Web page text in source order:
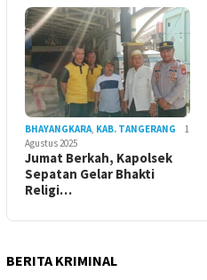
BHAYANGKARA, KAB. TANGERANG
1
Agustus 2025
Jumat Berkah, Kapolsek
Sepatan Gelar Bhakti
Religi…
BERITA KRIMINAL